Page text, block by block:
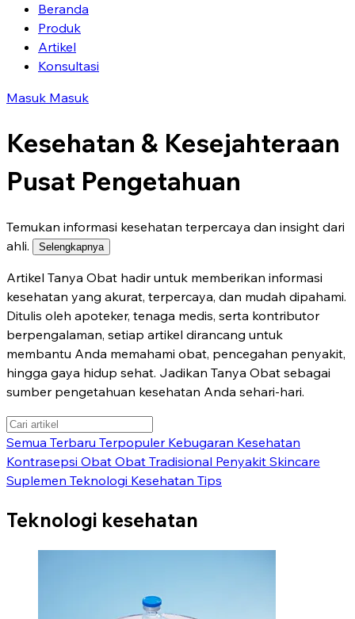
Beranda
Produk
Artikel
Konsultasi
Masuk Masuk
Kesehatan & Kesejahteraan
Pusat Pengetahuan
Temukan informasi kesehatan terpercaya dan insight dari
ahli.
Selengkapnya
Artikel Tanya Obat hadir untuk memberikan informasi
kesehatan yang akurat, terpercaya, dan mudah dipahami.
Ditulis oleh apoteker, tenaga medis, serta kontributor
berpengalaman, setiap artikel dirancang untuk
membantu Anda memahami obat, pencegahan penyakit,
hingga gaya hidup sehat. Jadikan Tanya Obat sebagai
sumber pengetahuan kesehatan Anda sehari-hari.
Semua Terbaru Terpopuler Kebugaran Kesehatan
Kontrasepsi Obat Obat Tradisional Penyakit Skincare
Suplemen Teknologi Kesehatan Tips
Teknologi kesehatan